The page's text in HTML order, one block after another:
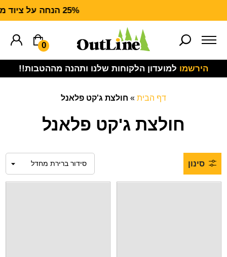
25% הנחה על ציוד מנדף CARHARTT FORCE
0
הירשמו למועדון הלקוחות שלנו ותהנה מההטבות!!
דף הבית » חולצת ג'קט פלאנל
חולצת ג'קט פלאנל
סינון